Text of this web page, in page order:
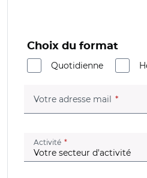
Choix du format
Quotidienne
Votre adresse mail
Activité (champ obligatoire)